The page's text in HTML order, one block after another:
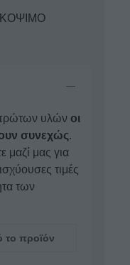
υλών οι
συνεχώς.
μαζί μας για
τιμές
των
το προϊόν